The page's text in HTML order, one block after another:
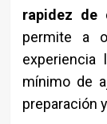
rapidez de
permite a
mínimo de
preparación